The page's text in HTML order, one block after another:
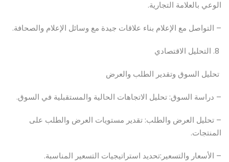
الوعي بالعلامة التجارية.
– التواصل مع الإعلام بناء علاقات جيدة مع وسائل الإعلام والصحافة.
تحليل السوق وتقدير الطلب والعرض
– دراسة السوق: تحليل الاتجاهات الحالية والمستقبلية في السوق.
– تحليل العرض والطلب: تقدير مستويات العرض والطلب على
المنتجات.
– الأسعار والتسعير:تحديد استراتيجيات التسعير المناسبة.